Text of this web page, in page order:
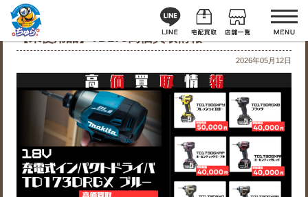
【未使用品】TD173高価買取情報
2026年05月12日